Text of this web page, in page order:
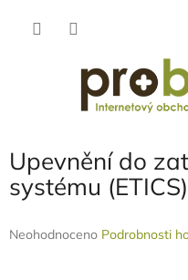
Upevnění do
systému
Průměrné
Neohodnoceno Podrobnosti